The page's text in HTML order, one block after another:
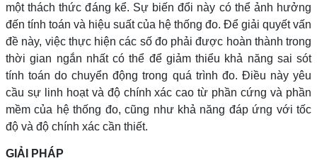
một thách thức đáng kể. Sự biến đổi này có thể ảnh hưởng
đến tính toán và hiệu suất của hệ thống đo. Để giải quyết vấn
đề này, việc thực hiện các số đo phải được hoàn thành trong
thời gian ngắn nhất có thể để giảm thiểu khả năng sai sót
tính toán do chuyển động trong quá trình đo. Điều này yêu
cầu sự linh hoạt và độ chính xác cao từ phần cứng và phần
mềm của hệ thống đo, cũng như khả năng đáp ứng với tốc
độ và độ chính xác cần thiết.
GIẢI PHÁP